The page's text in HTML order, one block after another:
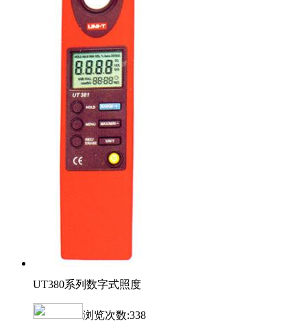
UT380系列数字式照度
浏览次数:338